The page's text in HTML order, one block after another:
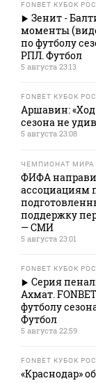
FONBET КУБОК
Зенит -
моменты
по футболу
РПЛ. Футбол
5 августа 23:13
FONBET КУБОК
Аршавин: «Ход
сезона не
5 августа 23:08
ЧЕМПИОНАТ МИРА
ФИФА
ассоциациям
поддержку
— СМИ
5 августа 23:01
FONBET КУБОК
Серия
Ахмат.
футболу
Футбол
5 августа 22:59
FONBET КУБОК
«Краснодар»